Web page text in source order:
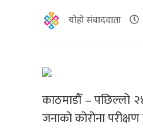
योहो संवाददाता
काठमाडौँ – पछिल्लो
जनाको कोरोना